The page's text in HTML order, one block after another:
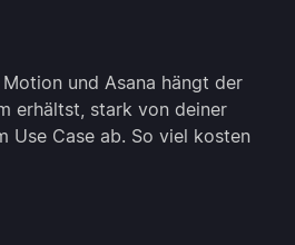
und Asana hängt der
erhältst, stark von deiner
Use Case ab. So viel kosten